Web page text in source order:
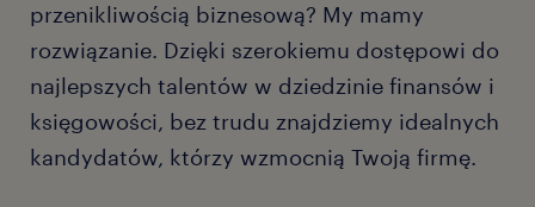
przenikliwością biznesową? My mamy
rozwiązanie. Dzięki szerokiemu dostępowi do
najlepszych talentów w dziedzinie finansów i
księgowości, bez trudu znajdziemy idealnych
kandydatów, którzy wzmocnią Twoją firmę.